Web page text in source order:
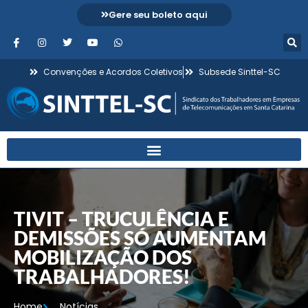
Gere seu boleto aqui
Convenções e Acordos Coletivos Subsede Sinttel-SC
TIVIT – TRUCULÊNCIA E
DEMISSÕES SÓ AUMENTAM
MOBILIZAÇÃO DOS
TRABALHADORES!